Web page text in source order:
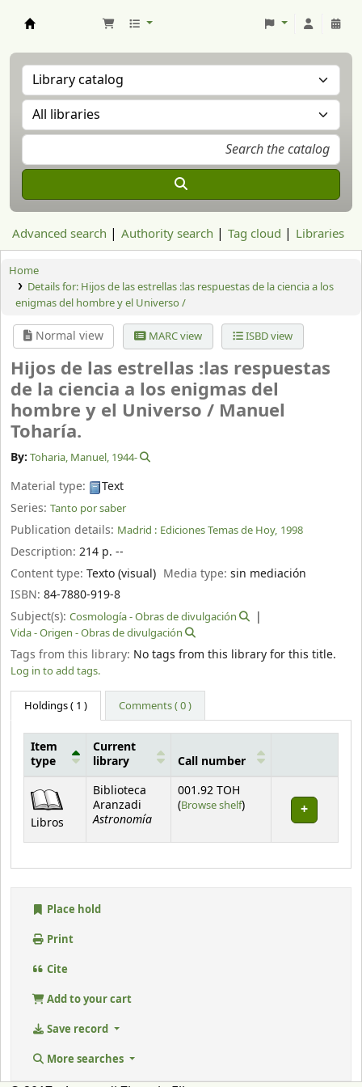
Advanced search Authority search Tag cloud Libraries
Home
Details for: Hijos de las estrellas :las respuestas de la ciencia a los
enigmas del hombre y el Universo /
Normal view MARC view ISBD view
Hijos de las estrellas :las respuestas
de la ciencia a los enigmas del
hombre y el Universo / Manuel
Toharía.
By: Toharia, Manuel, 1944-
Material type:
Text
Series: Tanto por saber
Publication details: Madrid : Ediciones Temas de Hoy, 1998
Description: 214 p. --
Content type: Texto (visual) Media type:sin mediación
ISBN: 84-7880-919-8
Subject(s): Cosmología - Obras de divulgación
Vida - Origen - Obras de divulgación
Tags from this library: No tags from this library for this title.
Log in to add tags.
Holdings( 1 ) Comments ( 0 )
Item
type
Current
library
Call number
Libros
Biblioteca
Aranzadi
Astronomía
001.92 TOH
(Browse shelf(Opens below)
)
Place hold
Print
Cite
Add to your cart
Save record
More searches